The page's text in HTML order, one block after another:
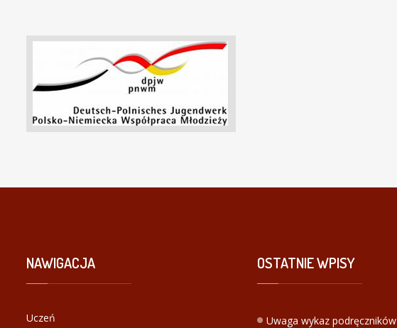
NAWIGACJA
Uczeń
OSTATNIEWPISY
Uwaga wykaz podręczników